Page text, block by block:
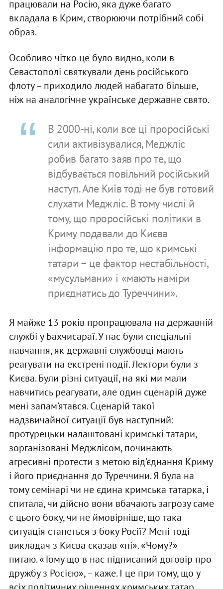
працювали на Росію, яка дуже багато
вкладала в Крим, створюючи потрібний собі
образ.
Особливо чітко це було видно, коли в
Севастополі святкували день російського
флоту – приходило людей набагато більше,
ніж на аналогічне українське державне свято.
В 2000-ні, коли все ці проросійські
сили активізувалися, Меджліс
робив багато заяв про те, що
відбувається повільний російський
наступ. Але Київ тоді не був готовий
слухати Меджліс. В тому числі й
тому, що проросійські політики в
Криму подавали до Києва
інформацію про те, що кримські
татари – це фактор нестабільності,
«мусульмани» і «мають наміри
приєднатись до Туреччини».
Я майже 13 років пропрацювала на державній
службі у Бахчисараї. У нас були спеціальні
навчання, як державні службовці мають
реагувати на екстрені події. Лектори були з
Києва. Були різні ситуації, на які ми мали
навчитись реагувати, але один сценарій дуже
мені запам’ятався. Сценарій такої
надзвичайної ситуації був наступний:
протурецьки налаштовані кримські татари,
зорганізовані Меджлісом, починають
агресивні протести з метою від’єднання Криму
і його приєднання до Туреччини. Я була на
тому семінарі чи не єдина кримська татарка, і
спитала, чи дійсно вони вбачають загрозу саме
с цього боку, чи не ймовірніше, що така
ситуація станеться з боку Росії? Мені тоді
викладач з Києва сказав «ні». «Чому?» –
питаю. «Тому що в нас підписаний договір про
дружбу з Росією», – каже. І це при тому, що у